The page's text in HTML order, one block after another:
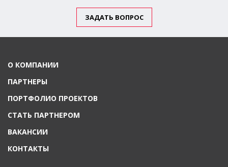
ЗАДАТЬ ВОПРОС
О КОМПАНИИ
ПАРТНЕРЫ
ПОРТФОЛИО ПРОЕКТОВ
СТАТЬ ПАРТНЕРОМ
ВАКАНСИИ
КОНТАКТЫ